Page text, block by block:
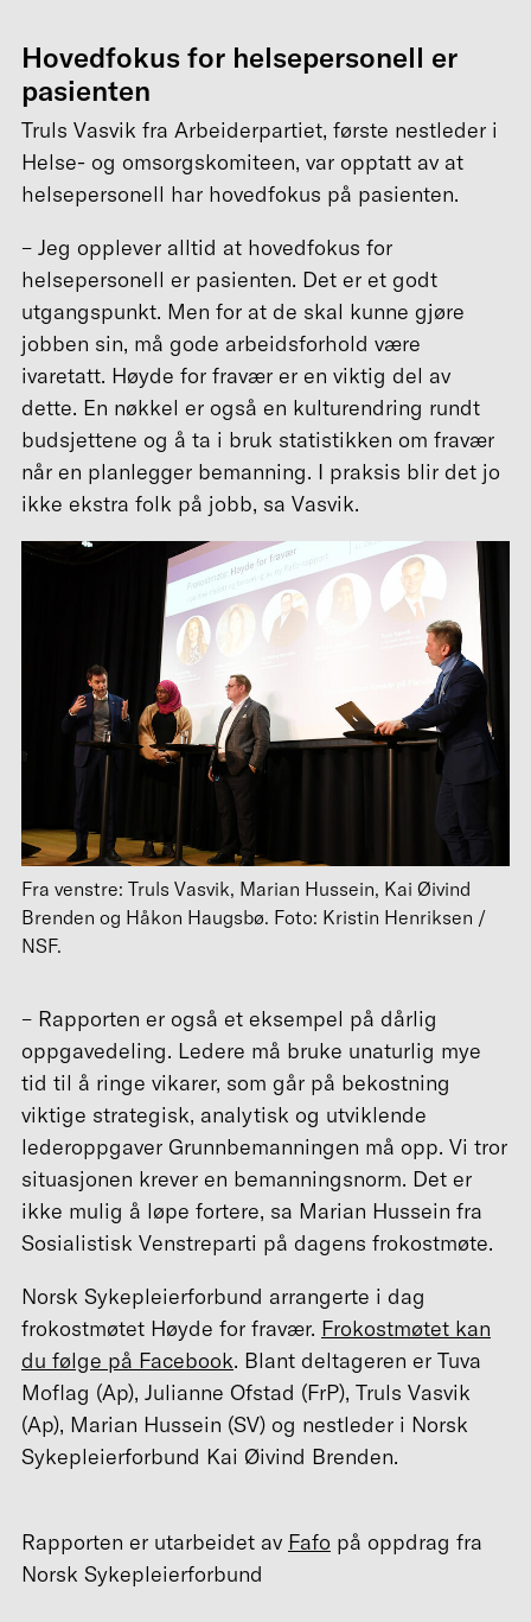
Hovedfokus for helsepersonell er
pasienten
Truls Vasvik fra Arbeiderpartiet, første nestleder i
Helse- og omsorgskomiteen, var opptatt av at
helsepersonell har hovedfokus på pasienten.
– Jeg opplever alltid at hovedfokus for
helsepersonell er pasienten. Det er et godt
utgangspunkt. Men for at de skal kunne gjøre
jobben sin, må gode arbeidsforhold være
ivaretatt. Høyde for fravær er en viktig del av
dette. En nøkkel er også en kulturendring rundt
budsjettene og å ta i bruk statistikken om fravær
når en planlegger bemanning. I praksis blir det jo
ikke ekstra folk på jobb, sa Vasvik.
Fra venstre: Truls Vasvik, Marian Hussein, Kai Øivind
Brenden og Håkon Haugsbø. Foto: Kristin Henriksen /
NSF.
– Rapporten er også et eksempel på dårlig
oppgavedeling. Ledere må bruke unaturlig mye
tid til å ringe vikarer, som går på bekostning
viktige strategisk, analytisk og utviklende
lederoppgaver Grunnbemanningen må opp. Vi tror
situasjonen krever en bemanningsnorm. Det er
ikke mulig å løpe fortere, sa Marian Hussein fra
Sosialistisk Venstreparti på dagens frokostmøte.
Norsk Sykepleierforbund arrangerte i dag
frokostmøtet Høyde for fravær. Frokostmøtet kan
du følge på Facebook. Blant deltageren er Tuva
Moflag (Ap), Julianne Ofstad (FrP), Truls Vasvik
(Ap), Marian Hussein (SV) og nestleder i Norsk
Sykepleierforbund Kai Øivind Brenden.
Rapporten er utarbeidet av Fafo på oppdrag fra
Norsk Sykepleierforbund